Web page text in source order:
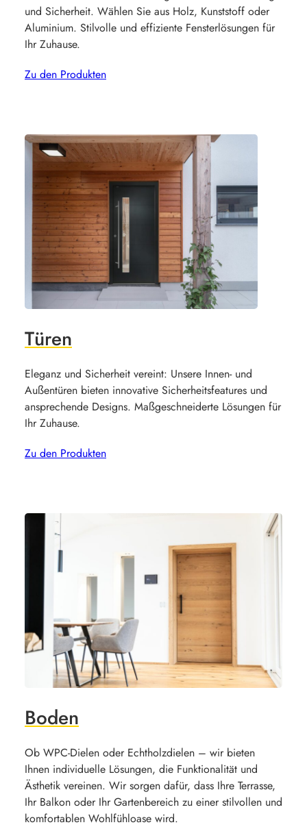
und Sicherheit. Wählen Sie aus Holz, Kunststoff oder
Aluminium. Stilvolle und effiziente Fensterlösungen für
Ihr Zuhause.
Zu den Produkten
Türen
Eleganz und Sicherheit vereint: Unsere Innen- und
Außentüren bieten innovative Sicherheitsfeatures und
ansprechende Designs. Maßgeschneiderte Lösungen für
Ihr Zuhause.
Zu den Produkten
Boden
Ob WPC-Dielen oder Echtholzdielen – wir bieten
Ihnen individuelle Lösungen, die Funktionalität und
Ästhetik vereinen. Wir sorgen dafür, dass Ihre Terrasse,
Ihr Balkon oder Ihr Gartenbereich zu einer stilvollen und
komfortablen Wohlfühloase wird.